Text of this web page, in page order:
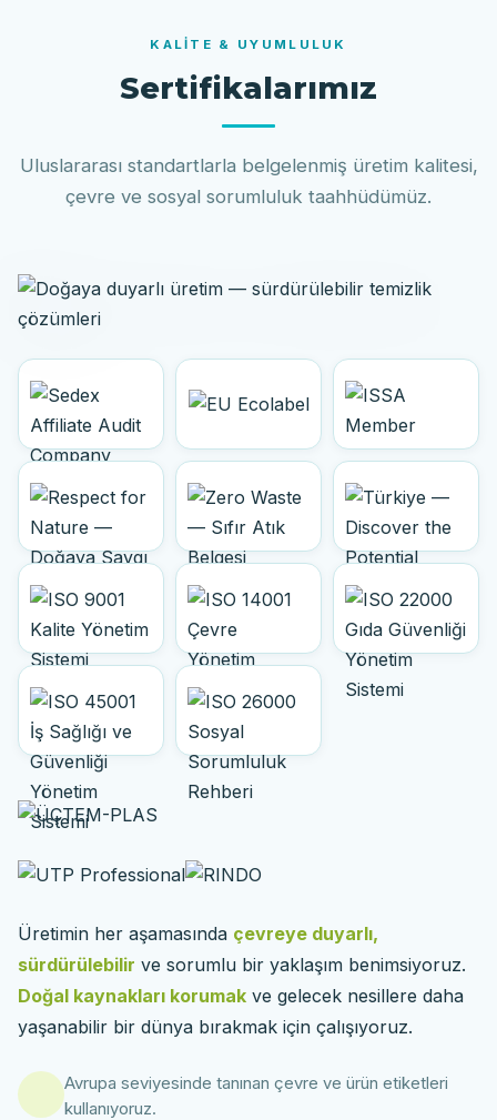
KALITE & UYUMLULUK
Sertifikalarımız
Uluslararası standartlarla belgelenmiş üretim kalitesi,
çevre ve sosyal sorumluluk taahhüdümüz.
Üretimin her aşamasında çevreye duyarlı,
sürdürülebilir ve sorumlu bir yaklaşım benimsiyoruz.
Doğal kaynakları korumak ve gelecek nesillere daha
yaşanabilir bir dünya bırakmak için çalışıyoruz.
Avrupa seviyesinde tanınan çevre ve ürün etiketleri
kullanıyoruz.